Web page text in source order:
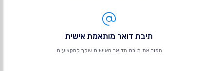
תיבת דואר מותאמת אישית
הפוך את תיבת הדואר האישית שלך למקצועית